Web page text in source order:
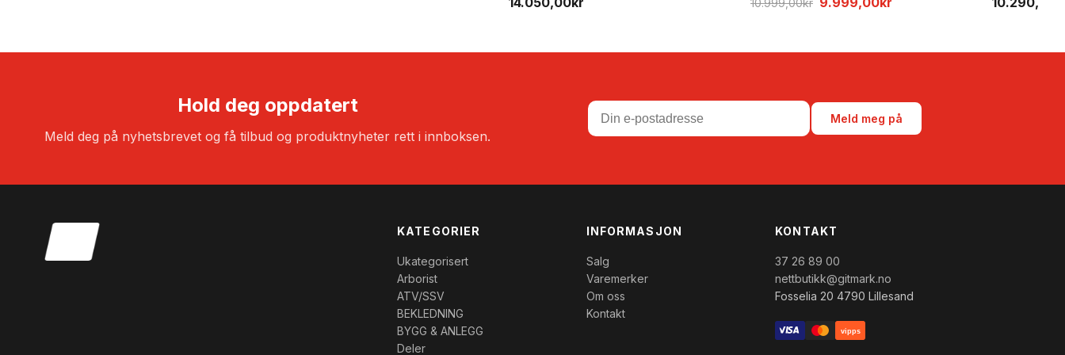
10.999,00kr
Hold deg oppdatert
Meld deg på nyhetsbrevet og få tilbud og produktnyheter rett i innboksen.
Meld meg på
KATEGORIER
Ukategorisert
Arborist
ATV/SSV
BEKLEDNING
BYGG & ANLEGG
Deler
INFORMASJON
Salg
Varemerker
Om oss
Kontakt
KONTAKT
37 26 89 00
nettbutikk@gitmark.no
Fosselia 20 4790 Lillesand
vipps